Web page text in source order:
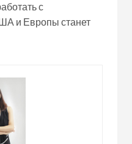
с
и Европы станет